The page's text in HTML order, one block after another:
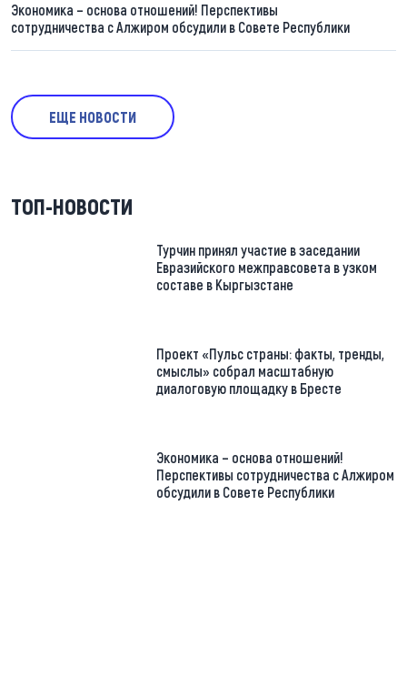
Экономика – основа отношений! Перспективы
сотрудничества с Алжиром обсудили в Совете Республики
ЕЩЕ НОВОСТИ
ТОП-НОВОСТИ
Турчин принял участие в заседании
Евразийского межправсовета в узком
составе в Кыргызстане
Проект «Пульс страны: факты, тренды,
смыслы» собрал масштабную
диалоговую площадку в Бресте
Экономика – основа отношений!
Перспективы сотрудничества с Алжиром
обсудили в Совете Республики